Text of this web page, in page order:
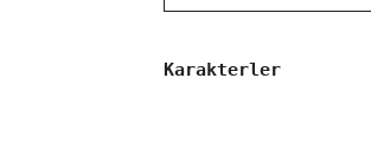
Karakterler